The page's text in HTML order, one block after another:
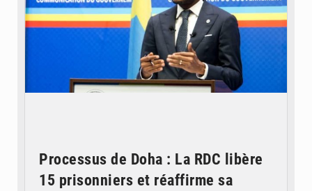
Processus de Doha : La RDC libère
15 prisonniers et réaffirme sa